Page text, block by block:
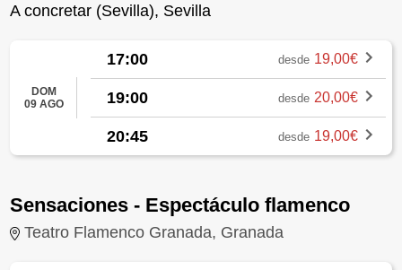
A concretar (Sevilla), Sevilla
DOM
09 AGO
17:00 desde 19,00€
19:00 desde 20,00€
20:45 desde 19,00€
Sensaciones - Espectáculo flamenco
Teatro Flamenco Granada, Granada